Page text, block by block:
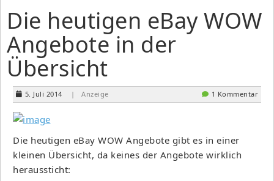
Die heutigen eBay WOW
Angebote in der
Übersicht
5. Juli 2014 | Anzeige 1 Kommentar
Die heutigen eBay WOW Angebote gibt es in einer
kleinen Übersicht, da keines der Angebote wirklich
heraussticht: